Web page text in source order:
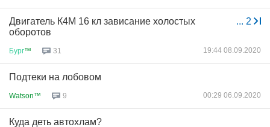
... 2
Двигатель К4М 16 кл зависание холостых
оборотов
Бург™ 31 19:44 08.09.2020
Подтеки на лобовом
Watson™ 9 00:29 06.09.2020
Куда деть автохлам?